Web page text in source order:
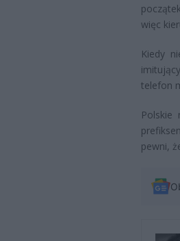
więc
Kiedy
telefon
pewni,